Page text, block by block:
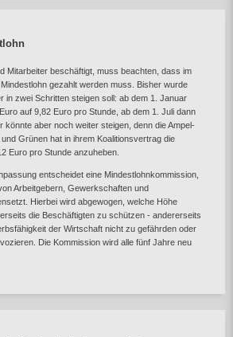
Mitarbeiter beschäftigt, muss beachten, dass im
gezahlt werden muss. Bisher wurde
in zwei Schritten steigen soll: ab dem 1. Januar
auf 9,82 Euro pro Stunde, ab dem 1. Juli dann
könnte aber noch weiter steigen, denn die Ampel-
Grünen hat in ihrem Koalitionsvertrag die
Euro pro Stunde anzuheben.
entscheidet eine Mindestlohnkommission,
Arbeitgebern, Gewerkschaften und
Hierbei wird abgewogen, welche Höhe
die Beschäftigten zu schützen - andererseits
der Wirtschaft nicht zu gefährden oder
Die Kommission wird alle fünf Jahre neu